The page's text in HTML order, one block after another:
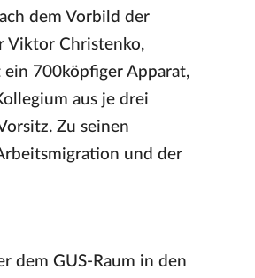
dem Vorbild der
Viktor Christenko,
700köpfiger Apparat,
aus je drei
Zu seinen
und der
dem GUS-Raum in den